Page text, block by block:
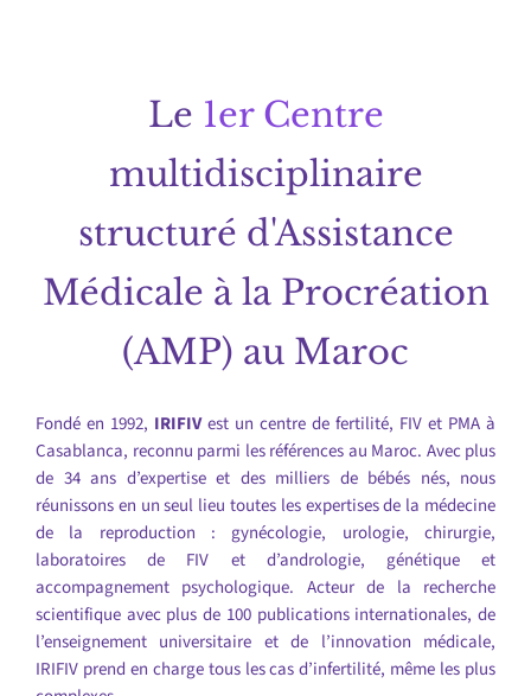
Le 1er Centre
multidisciplinaire
structuré d'Assistance
Médicale à la Procréation
(AMP) au Maroc
Fondé en 1992, IRIFIVest un centre de fertilité, FIV et PMA à
Casablanca, reconnu parmi les références au Maroc. Avec plus
de 34 ans d’expertise et des milliers de bébés nés, nous
réunissons en un seul lieu toutes les expertises de la médecine
de la reproduction : gynécologie, urologie, chirurgie,
laboratoires de FIV et d’andrologie, génétique et
accompagnement psychologique. Acteur de la recherche
scientifique avec plus de 100 publications internationales, de
l’enseignement universitaire et de l’innovation médicale,
IRIFIV prend en charge tous les cas d’infertilité, même les plus